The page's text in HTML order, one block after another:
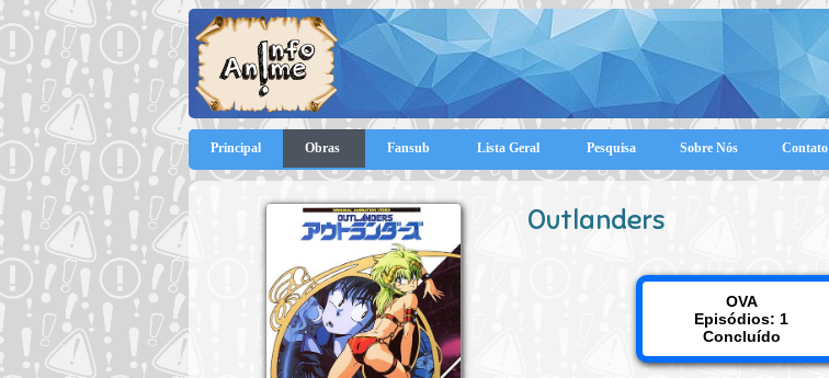
Principal Obras Fansub Lista Geral Pesquisa Sobre Nós Contato
Outlanders
OVA
Episódios: 1
Concluído